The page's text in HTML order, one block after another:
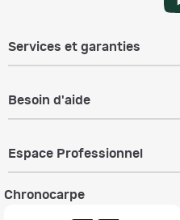
Services et garanties
Besoin d'aide
Espace Professionnel
Chronocarpe